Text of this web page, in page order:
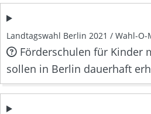
Landtagswahl Berlin 2021 / Wahl-O-
Förderschulen für Kinder
sollen in Berlin dauerhaft